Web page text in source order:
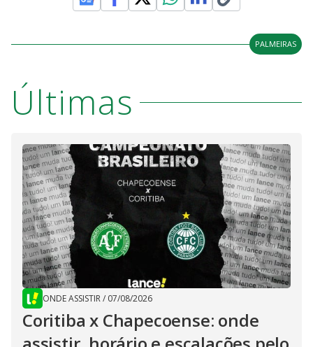
PALMEIRAS
Últimas
ONDE ASSISTIR/ 07/08/2026
Coritiba x Chapecoense: onde